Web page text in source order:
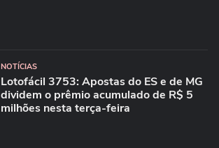
NOTÍCIAS
Lotofácil 3753: Apostas do ES e de MG
dividem o prêmio acumulado de R$ 5
milhões nesta terça-feira